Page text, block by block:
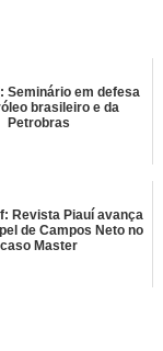
Seminário em defesa
brasileiro e da
Petrobras
Revista Piauí avança
de Campos Neto no
caso Master